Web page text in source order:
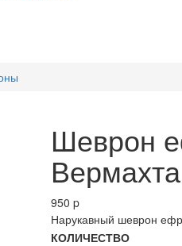
Шеврон
Вермахта
950 p
Нарукавный шеврон
КОЛИЧЕСТВО